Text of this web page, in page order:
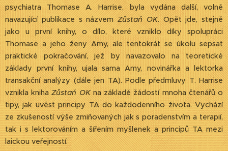
psychiatra Thomase A. Harrise, byla vydána další, volně
navazující publikace s názvemZůstaň OK. Opět jde, stejně
jako u první knihy, o dílo, které vzniklo díky spolupráci
Thomase a jeho ženy Amy, ale tentokrát se úkolu sepsat
praktické pokračování, jež by navazovalo na teoretické
základy první knihy, ujala sama Amy, novinářka a lektorka
transakční analýzy (dále jen TA). Podle předmluvy T. Harrise
vznikla knihaZůstaň OKna základě žádostí mnoha čtenářů o
tipy, jak uvést principy TA do každodenního života. Vychází
ze zkušeností výše zmiňovaných jak s poradenstvím a terapií,
tak i s lektorováním a šířením myšlenek a principů TA mezi
laickou veřejností.